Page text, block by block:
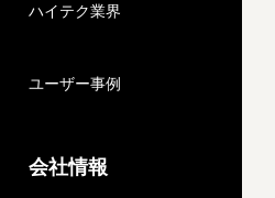
ハイテク業界
ユーザー事例
会社情報